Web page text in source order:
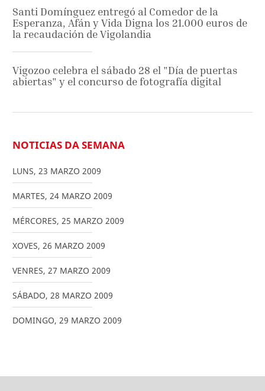
Santi Domínguez entregó al Comedor de la
Esperanza, Afán y Vida Digna los 21.000 euros de
la recaudación de Vigolandia
Vigozoo celebra el sábado 28 el "Día de puertas
abiertas" y el concurso de fotografía digital
NOTICIAS DA SEMANA
LUNS, 23 MARZO 2009
MARTES, 24 MARZO 2009
MÉRCORES, 25 MARZO 2009
XOVES, 26 MARZO 2009
VENRES, 27 MARZO 2009
SÁBADO, 28 MARZO 2009
DOMINGO, 29 MARZO 2009